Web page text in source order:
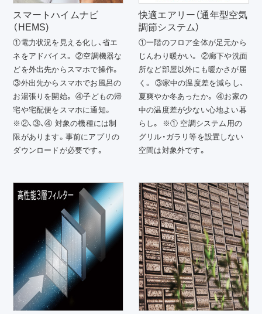
スマートハイムナビ
（HEMS)
①電力状況を見える化し、省エ
ネをアドバイス。 ②空調機器な
どを外出先からスマホで操作。
③外出先からスマホでお風呂の
お湯張りを開始。 ④子どもの帰
宅や宅配便をスマホに通知。
※②、③、④ 対象の機種には制
限があります。事前にアプリの
ダウンロードが必要です。
快適エアリー（通年型空気
調節システム）
①一階のフロア全体が足元から
じんわり暖かい。 ②廊下や洗面
所など部屋以外にも暖かさが届
く。 ③家中の温度差を減らし、
夏爽やか冬あったか。 ④お家の
中の温度差が少ない心地よい暮
らし。 ※① 空調システム用の
グリル・ガラリ等を設置しない
空間は対象外です。